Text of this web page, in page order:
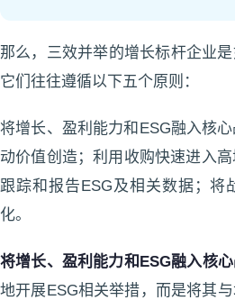
那么，三效并举的增长标杆企业
它们往往遵循以下五个原则：
将增长、盈利能力和ESG融入核
动价值创造；利用收购快速进入
跟踪和报告ESG及相关数据；将
化。
将增长、盈利能力和ESG融入核心
地开展ESG相关举措，而是将其